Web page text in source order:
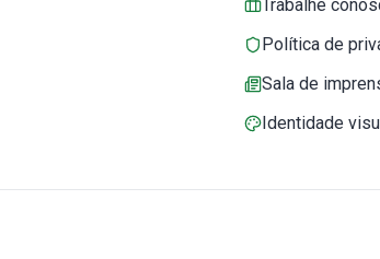
Trabalhe
Política de
Sala de
Identidade